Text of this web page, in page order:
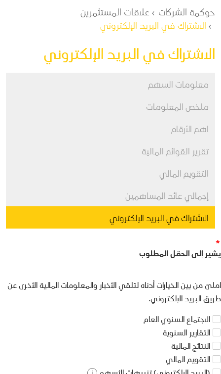
مسار التنقل
حوكمة الشركات
علاقات المستثمرين
الاشتراك في البريد الإلكتروني
الاشتراك في البريد الإلكتروني
معلومات السهم
ملخص المعلومات
اهم الأرقام
تقرير القوائم المالية
التقويم المالي
إجمالي عائد المساهمين
الاشتراك في البريد الإلكتروني